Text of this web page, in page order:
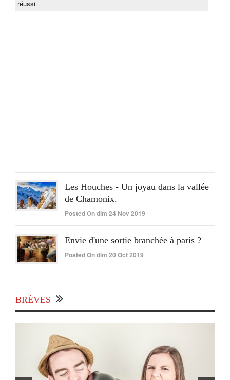
Les Houches - Un joyau dans la vallée
de Chamonix.
Posted On dim 24 Nov 2019
Envie d'une sortie branchée à paris ?
Posted On dim 20 Oct 2019
BRÈVES